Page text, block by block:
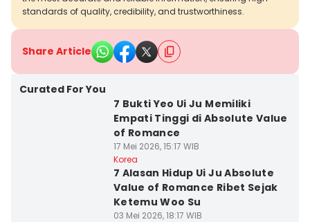
standards of quality, credibility, and trustworthiness.
Share Article
Curated For You
7 Bukti Yeo Ui Ju Memiliki
Empati Tinggi di Absolute Value
of Romance
17 Mei 2026, 15:17 WIB
Korea
7 Alasan Hidup Ui Ju Absolute
Value of Romance Ribet Sejak
Ketemu Woo Su
03 Mei 2026, 18:17 WIB